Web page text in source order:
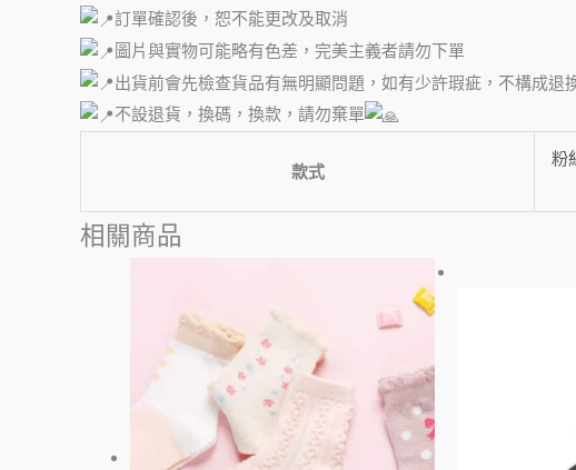
訂單確認後，恕不能更改及取消
圖片與實物可能略有色差，完美主義者請勿下單
出貨前會先檢查貨品有無明顯問題，如有少許瑕疵，不構成退
不設退貨，換碼，換款，請勿棄單
款式
粉
相關商品